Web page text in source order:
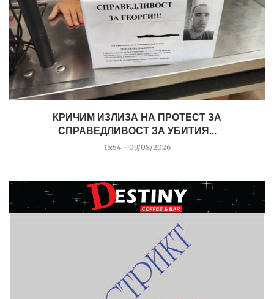
КРИЧИМ ИЗЛИЗА НА ПРОТЕСТ ЗА
СПРАВЕДЛИВОСТ ЗА УБИТИЯ...
15:54 - 09/08/2026